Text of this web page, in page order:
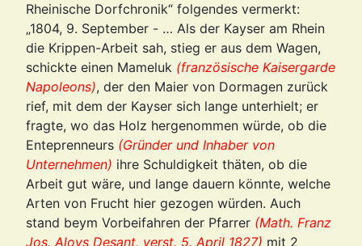
Rheinische Dorfchronik“ folgendes vermerkt:
„1804, 9. September - … Als der Kayser am Rhein
die Krippen-Arbeit sah, stieg er aus dem Wagen,
schickte einen Mameluk (französische Kaisergarde
Napoleons), der den Maier von Dormagen zurück
rief, mit dem der Kayser sich lange unterhielt; er
fragte, wo das Holz hergenommen würde, ob die
Enteprenneurs (Gründer und Inhaber von
Unternehmen) ihre Schuldigkeit thäten, ob die
Arbeit gut wäre, und lange dauern könnte, welche
Arten von Frucht hier gezogen würden. Auch
stand beym Vorbeifahren der Pfarrer (Math. Franz
Jos. Aloys Desant, verst. 5. April 1827) mit 2